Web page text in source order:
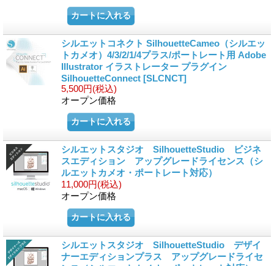
シルエットコネクト SilhouetteCameo（シルエッ
トカメオ）4/3/2/1/4プラス/ポートレート用 Adobe
Illustrator イラストレーター プラグイン
SilhouetteConnect [SLCNCT]
5,500円(税込)
オープン価格
シルエットスタジオ SilhouetteStudio ビジネ
スエディション アップグレードライセンス（シ
ルエットカメオ・ポートレート対応）
11,000円(税込)
オープン価格
シルエットスタジオ SilhouetteStudio デザイ
ナーエディションプラス アップグレードライセ